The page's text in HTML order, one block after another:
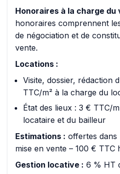
Honoraires à la charge du
honoraires comprennent
de négociation et de
vente.
Locations :
Visite, dossier, rédaction
TTC/m² à la charge du
État des lieux : 3 € TTC/
locataire et du bailleur
Estimations : offertes dans
mise en vente – 100 € TTC
Gestion locative : 6 % HT